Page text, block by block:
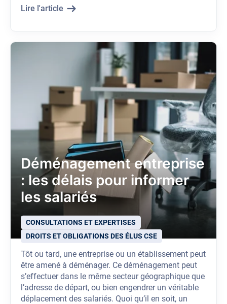
Lire l'article
Déménagement entreprise
: les délais pour informer
les salariés
CONSULTATIONS ET EXPERTISES
DROITS ET OBLIGATIONS DES ÉLUS CSE
Tôt ou tard, une entreprise ou un établissement peut
être amené à déménager. Ce déménagement peut
s’effectuer dans le même secteur géographique que
l’adresse de départ, ou bien engendrer un véritable
déplacement des salariés. Quoi qu’il en soit, un